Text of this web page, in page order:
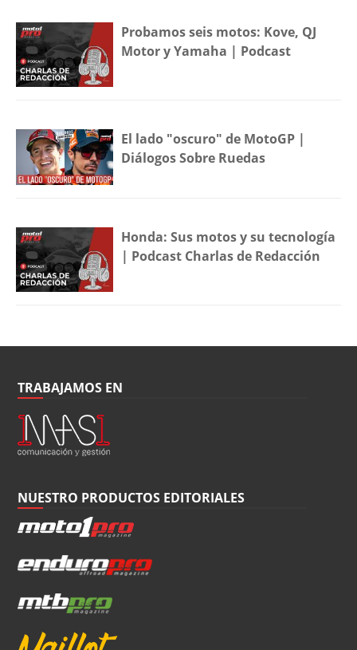
Probamos seis motos: Kove, QJ
Motor y Yamaha | Podcast
El lado "oscuro" de MotoGP |
Diálogos Sobre Ruedas
Honda: Sus motos y su tecnología
| Podcast Charlas de Redacción
TRABAJAMOS EN
NUESTRO PRODUCTOS EDITORIALES